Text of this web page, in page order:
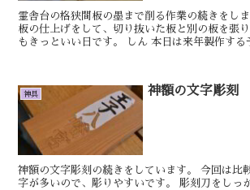
霊舎台の格狭間板の墨まで削る作業の続きをし
板の仕上げをして、切り抜いた板と別の板を張
もきっといい日です。 しん 本日は来年製作する
神具 神額の文字彫刻
神額の文字彫刻の続きをしています。 今回は比
字が多いので、彫りやすいです。 彫刻刀をしっ